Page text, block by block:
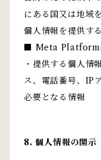
にある国又は地域
個人情報を提供す
■ Meta Platforms,
・提供する個人情
ス、電話番号、IP
必要となる情報
8. 個人情報の開示